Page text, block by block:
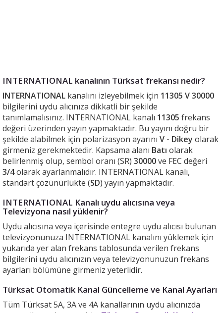
INTERNATIONAL kanalının Türksat frekansı nedir?
INTERNATIONAL kanalını izleyebilmek için 11305 V 30000
bilgilerini uydu alıcınıza dikkatli bir şekilde
tanımlamalısınız. INTERNATIONAL kanalı 11305 frekans
değeri üzerinden yayın yapmaktadır. Bu yayını doğru bir
şekilde alabilmek için polarizasyon ayarını V - Dikey olarak
girmeniz gerekmektedir. Kapsama alanı Batı olarak
belirlenmiş olup, sembol oranı (SR) 30000ve FEC değeri
3/4olarak ayarlanmalıdır. INTERNATIONAL kanalı,
standart çözünürlükte (SD) yayın yapmaktadır.
INTERNATIONAL Kanalı uydu alıcısına veya
Televizyona nasıl yüklenir?
Uydu alıcısına veya içerisinde entegre uydu alıcısı bulunan
televizyonunuza INTERNATIONAL kanalını yüklemek için
yukarıda yer alan frekans tablosunda verilen frekans
bilgilerini uydu alıcınızın veya televizyonunuzun frekans
ayarları bölümüne girmeniz yeterlidir.
Türksat Otomatik Kanal Güncelleme ve Kanal Ayarları
Tüm Türksat 5A, 3A ve 4A kanallarının uydu alıcınızda